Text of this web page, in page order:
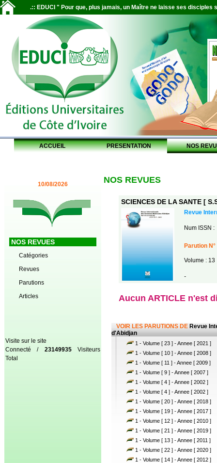
.:: EDUCI " Pour que, plus jamais, un Maître ne laisse ses disciples
ACCUEIL PRESENTATION NOS
10/08/2026
NOS REVUES
Catégories
Revues
Parutions
Articles
Visite sur le site
Connecté / 23149935Visiteurs
Total
NOS REVUES
SCIENCES DE LA SANTE [
Revue
Num ISSN :
Parution N°
Volume : 13
-
Aucun ARTICLE n'est
VOIR LES PARUTIONS DE Revue
d'Abidjan
1 - Volume [ 23 ] - Annee [ 2021 ]
1 - Volume [ 10 ] - Annee [ 2008 ]
1 - Volume [ 11 ] - Annee [ 2009 ]
1 - Volume [ 9 ] - Annee [ 2007 ]
1 - Volume [ 4 ] - Annee [ 2002 ]
1 - Volume [ 4 ] - Annee [ 2002 ]
1 - Volume [ 20 ] - Annee [ 2018 ]
1 - Volume [ 19 ] - Annee [ 2017 ]
1 - Volume [ 12 ] - Annee [ 2010 ]
1 - Volume [ 21 ] - Annee [ 2019 ]
1 - Volume [ 13 ] - Annee [ 2011 ]
1 - Volume [ 22 ] - Annee [ 2020 ]
1 - Volume [ 14 ] - Annee [ 2012 ]